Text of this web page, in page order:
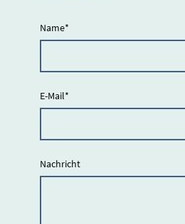
Name*
E-Mail*
Nachricht